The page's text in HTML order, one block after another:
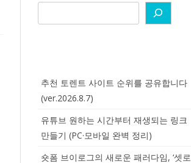
추천 토렌트 사이트 순위를 공유합니다
(ver.2026.8.7)
유튜브 원하는 시간부터 재생되는 링크
만들기 (PC·모바일 완벽 정리)
숏폼 브이로그의 새로운 패러다임, ‘셋로